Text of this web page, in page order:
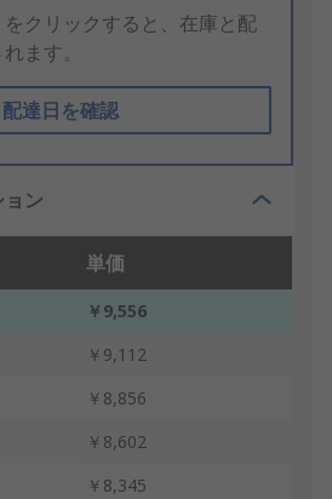
をクリックすると、在庫と配
ます。
配達日を確認
ン
単価
￥9,556
￥9,112
￥8,856
￥8,602
￥8,345